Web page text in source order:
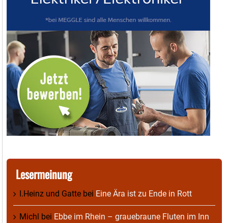
Lesermeinung
I.Heinz und Gatte bei Eine Ära ist zu Ende in Rott
Michl bei Ebbe im Rhein – grauebraune Fluten im Inn